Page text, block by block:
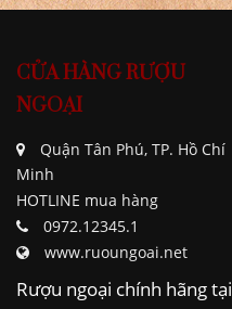
CỬA HÀNG RƯỢU
NGOẠI
Quận Tân Phú, TP. Hồ Chí
Minh
HOTLINE mua hàng
0972.12345.1
www.ruoungoai.net
Rượu ngoại chính hãng tại